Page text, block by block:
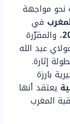
نحو مواجهة
في
، والمقرّرة
عبد الله
إثارة.
بارزة
يعتقد أنها
المغرب